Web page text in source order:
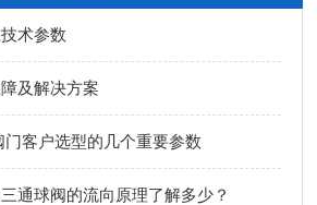
术参数
及解决方案
门客户选型的几个重要参数
通球阀的流向原理了解多少？